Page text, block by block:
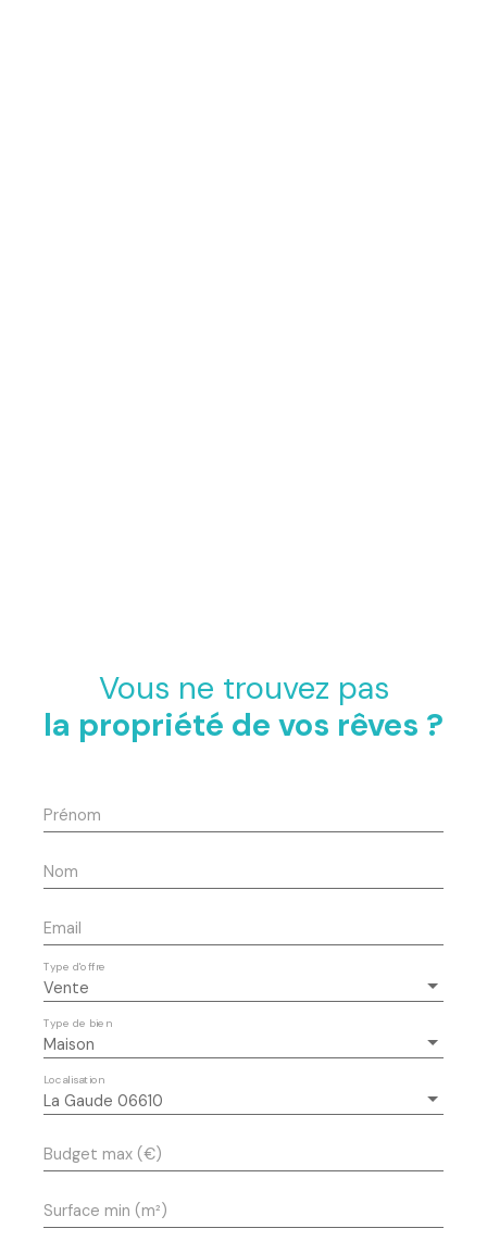
Vous ne trouvez pas
la propriété de vos rêves ?
Prénom
Nom
Email
Vente
Type d'offre
Maison
Type de bien
La Gaude 06610
Localisation
Budget max (€)
Surface min (m²)